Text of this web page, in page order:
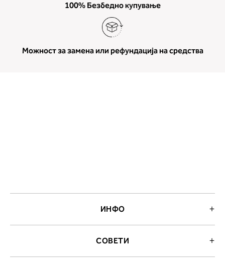
100% Безбедно купување
Можност за замена или рефундација на средства
ИНФО
СОВЕТИ
помеѓу градите. Во делот 2 ќе
прочитате која длабочина на
корпата одговара на вашето
колоната што сте ја одредиле со